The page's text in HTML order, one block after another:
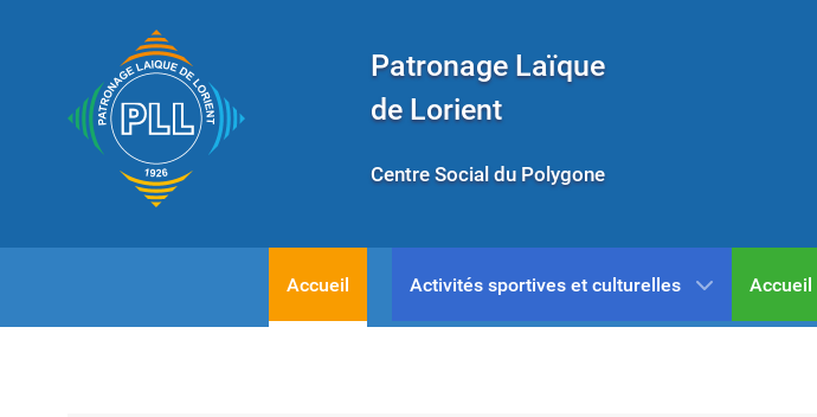
Patronage Laïque
de Lorient
Centre Social du Polygone
Accueil Activités sportives et culturelles Accueil